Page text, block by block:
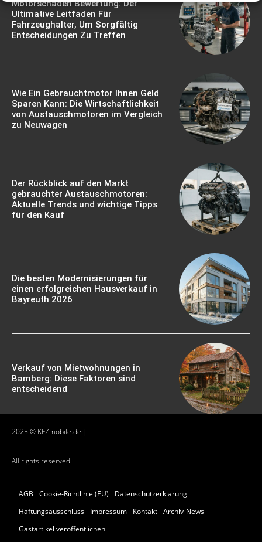
Motorschaden Bewertung: Der
Ultimative Leitfaden Für
Fahrzeughalter, Um Sorgfältig
Entscheidungen Zu Treffen
Wie Ein Gebrauchtmotor Ihnen Geld
Sparen Kann: Die Wirtschaftlichkeit
von Austauschmotoren im Vergleich
zu Neuwagen
Der Rückblick auf den Markt
gebrauchter Austauschmotoren:
Aktuelle Trends und wichtige Tipps
für den Kauf
Die besten Modernisierungen für
einen erfolgreichen Hausverkauf in
Bayreuth 2026
Verkauf von Mietwohnungen in
Bamberg: Diese Faktoren sind
entscheidend
2025 © KFZmobile.de |
All rights reserved
AGB Cookie-Richtlinie (EU)
Datenschutzerklärung
Haftungsausschluss
Impressum Kontakt Archiv-News
Gastartikel veröffentlichen